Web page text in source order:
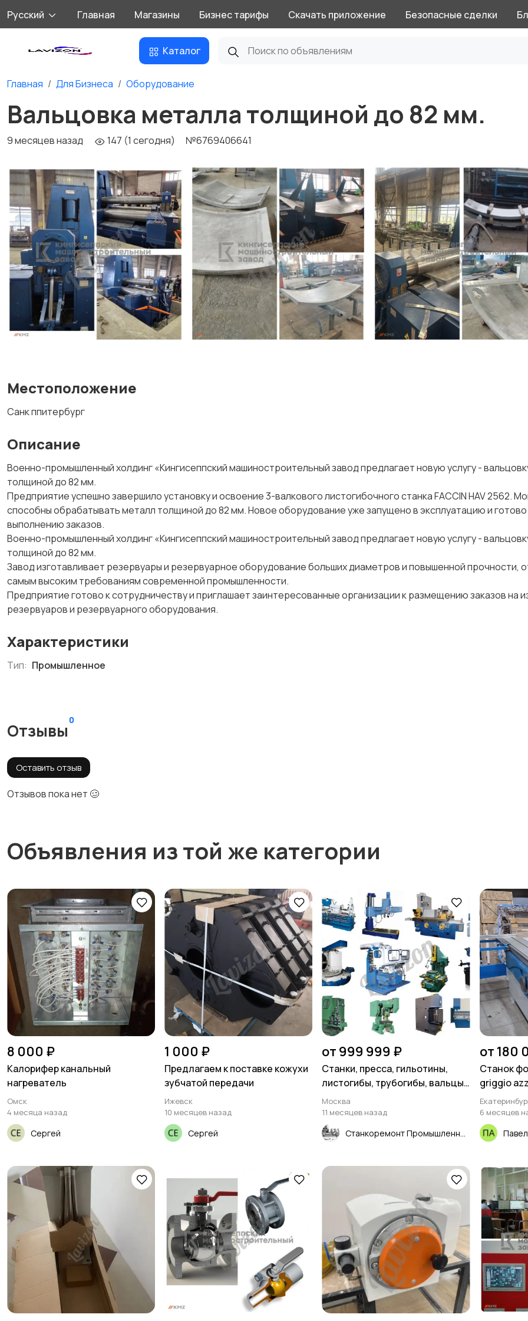
Русский Главная Магазины Бизнес тарифы Скачать приложение Безопасные сделки
Каталог
Главная Для Бизнеса Оборудование
Вальцовка металла толщиной до 82 мм.
9 месяцев назад 147 (1 сегодня) №6769406641
Местоположение
Санк ппитербург
Описание
Военно-промышленный холдинг «Кингисеппский машиностроительный завод предлагает новую услугу -
толщиной до 82 мм.
Предприятие успешно завершило установку и освоение 3-валкового листогибочного станка FACCIN HAV 2562.
способны обрабатывать металл толщиной до 82 мм. Новое оборудование уже запущено в эксплуатацию и готово
выполнению заказов.
Военно-промышленный холдинг «Кингисеппский машиностроительный завод предлагает новую услугу -
толщиной до 82 мм.
Завод изготавливает резервуары и резервуарное оборудование больших диаметров и повышенной прочности,
самым высоким требованиям современной промышленности.
Предприятие готово к сотрудничеству и приглашает заинтересованные организации к размещению заказов на
резервуаров и резервуарного оборудования.
Характеристики
Тип: Промышленное
Отзывы
0
Оставить отзыв
Отзывов пока нет 🥴
Объявления из той же категории
8 000 ₽
Калорифер канальный
нагреватель
Омск
4 месяца назад
Сергей
1 000 ₽
Предлагаем к поставке кожухи
зубчатой передачи
Ижевск
10 месяцев назад
Сергей
от 999 999 ₽
Станки, пресса, гильотины,
листогибы, трубогибы, вальцы,
молоты
Москва
11 месяцев назад
от 180
Cтанок
griggio
6 месяцев
Павел